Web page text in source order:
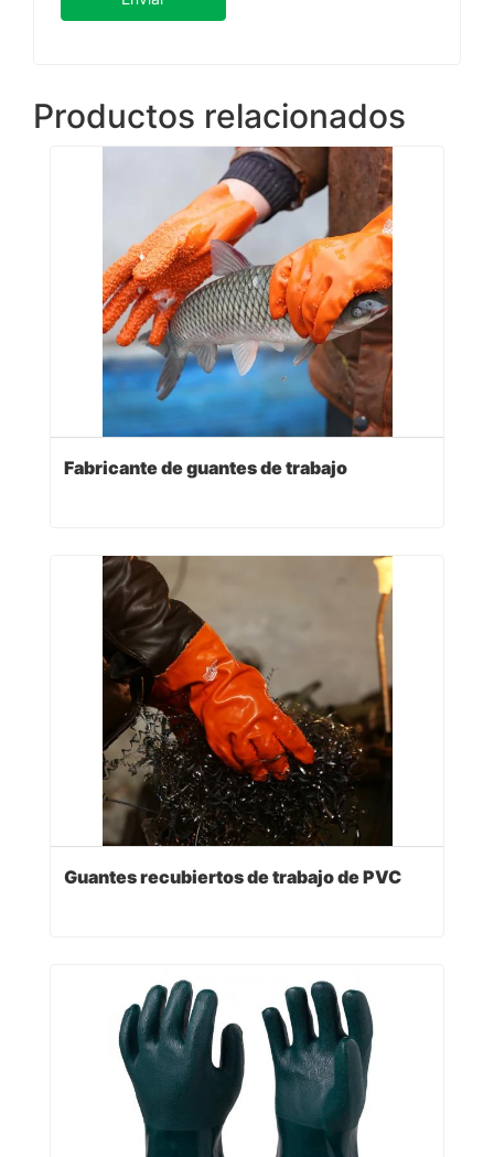
Productos relacionados
Fabricante de guantes de trabajo
Guantes recubiertos de trabajo de PVC